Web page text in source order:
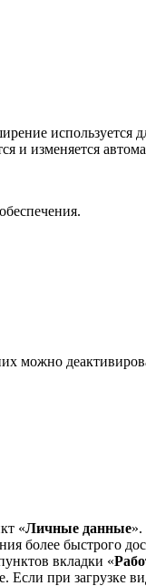
используется
и изменяется
можно
«Личные данные».
более быстрого
вкладки «
Если при загрузке